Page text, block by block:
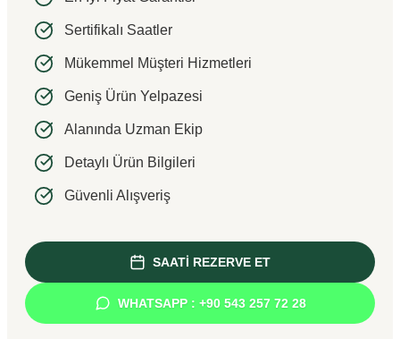
Sertifikalı Saatler
Mükemmel Müşteri Hizmetleri
Geniş Ürün Yelpazesi
Alanında Uzman Ekip
Detaylı Ürün Bilgileri
Güvenli Alışveriş
SAATİ REZERVE ET
WHATSAPP : +90 543 257 72 28